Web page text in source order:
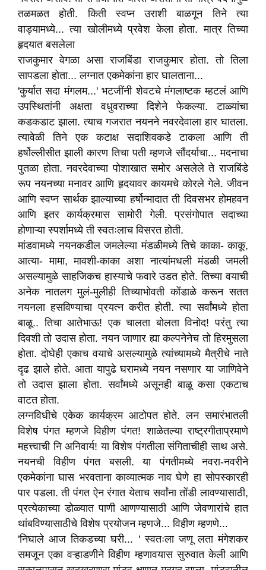
तळमळत होती. किती स्वप्न उराशी बाळगून तिने त्या
वाड्यामध्ये... त्या खोलीमध्ये प्रवेश केला होता. मात्र तिच्या
हृदयात बसलेला
राजकुमार वेगळा असा राजबिंडा राजकुमार होता. तो तिला
सापडला होता... लग्नात एकमेकांना हार घालताना...
'कुर्यात सदा मंगलम...' भटजींनी शेवटचे मंगलाष्टक म्हटलं आणि
उपस्थितांनी अक्षता वधुवराच्या दिशेने फेकल्या. टाळ्यांचा
कडकडाट झाला. त्याच गजरात नयनने नवरदेवाला हार घातला.
त्यावेळी तिने एक कटाक्ष सदाशिवकडे टाकला आणि ती
हर्षोल्लीसीत झाली कारण तिचा पती म्हणजे सौंदर्याचा... मदनाचा
पुतळा होता. नवरदेवाच्या पोशाखात समोर असलेले ते राजबिंडे
रूप नयनच्या मनावर आणि हृदयावर कायमचे कोरले गेले. जीवन
आणि स्वप्न सार्थक झाल्याच्या हर्षोन्मादात ती दिवसभर होमहवन
आणि इतर कार्यक्रमास सामोरी गेली. प्रसंगोपात सदाच्या
होणाऱ्या स्पर्शामध्ये ती स्वतःलाच विसरत होती.
मांडवामध्ये नयनकडील जमलेल्या मंडळीमध्ये तिचे काका- काकू,
आत्या- मामा, मावशी-काका अशा नात्यांमधली मंडळी जमली
असल्यामुळे साहजिकच हास्याचे फवारे उडत होते. तिच्या वयाची
अनेक नातलग मुलं-मुलीही तिच्याभोवती कोंडाळे करून सतत
नयनला हसविण्याचा प्रयत्न करीत होती. त्या सर्वांमध्ये होता
बाळू.. तिचा आतेभाऊ! एक चालता बोलता विनोद! परंतु त्या
दिवशी तो उदास होता. नयन जाणार ह्या कल्पनेनेच तो हिरमुसला
होता. दोघेही एकाच वयाचे असल्यामुळे त्यांच्यामध्ये मैत्रीचे नाते
दृढ झाले होते. आता यापुढे घरामध्ये नयन नसणार या जाणिवेने
तो उदास झाला होता. सर्वांमध्ये असूनही बाळू कसा एकटाच
वाटत होता.
लग्नविधीचे एकेक कार्यक्रम आटोपत होते. लन समारंभातली
विशेष पंगत म्हणजे विहीण पंगत! शाळेतल्या राष्ट्रगीताप्रमाणे
महत्त्वाची नि अनिवार्य! या विशेष पंगतीला संगिताचीही साथ असे.
नयनची विहीण पंगत बसली. या पंगतीमध्ये नवरा-नवरीने
एकमेकांना घास भरवताना काव्यात्मक नाव घेणे हा सोपस्कारही
पार पडला. ती पंगत ऐन रंगात येताच सर्वांना तोंडी लावण्यासाठी,
प्रत्येकाच्या डोळ्यात पाणी आणण्यासाठी आणि जेवणारांचे हात
थांबविण्यासाठीचे विशेष प्रयोजन म्हणजे... विहीण म्हणणे...
'निघाले आज तिकडच्या घरी... ' स्वतःला जणू लता मंगेशकर
समजून एका वऱ्हाडणीने विहीण म्हणावयास सुरुवात केली आणि